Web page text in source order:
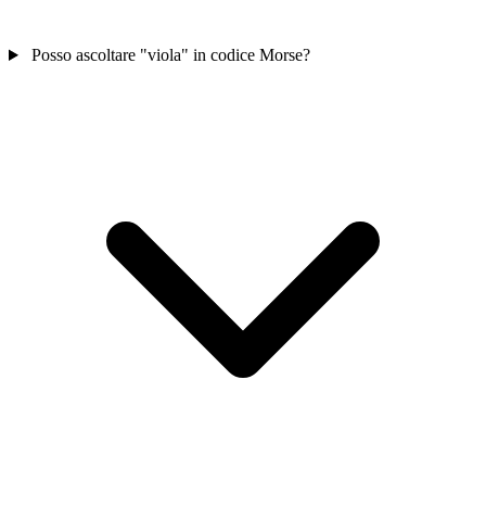
Posso ascoltare "viola" in codice Morse?